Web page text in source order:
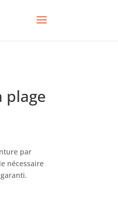
plage
par
nécessaire